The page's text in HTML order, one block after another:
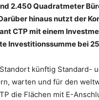
2.450 Quadratmeter
hinaus nutzt der
CTP mit einem
Investitionssumme bei
künftig Standard-
warten und für den
die Flächen mit E-